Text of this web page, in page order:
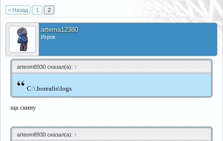
< Назад 1 2
artema12380
Игрок
arteom8930 сказал(а): ↑
“ C:\.borealis\logs
ща скину
arteom8930 сказал(а): ↑